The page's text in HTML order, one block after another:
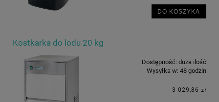
DO KOSZYKA
Kostkarka do lodu 20 kg
Dostępność: duża ilość
Wysyłka w: 48 godzin
3 029,86 zł